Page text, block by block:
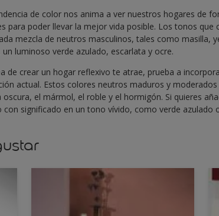
de color nos anima a ver nuestros hogares de
para poder llevar la mejor vida posible. Los tonos
mezcla de neutros masculinos, tales como masilla,
un luminoso verde azulado, escarlata y ocre.
de crear un hogar reflexivo te atrae, prueba a
actual. Estos colores neutros maduros y
oscura, el mármol, el roble y el hormigón. Si quieres
con significado en un tono vívido, como verde azulado